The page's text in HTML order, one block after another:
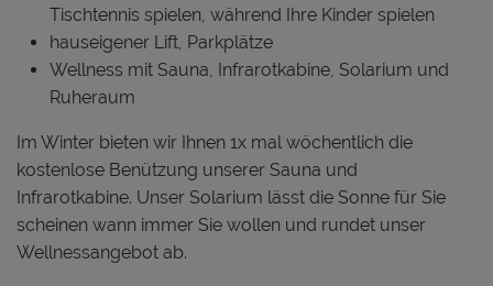
Tischtennis spielen, während Ihre Kinder spielen
hauseigener Lift, Parkplätze
Wellness mit Sauna, Infrarotkabine, Solarium und
Ruheraum
Im Winter bieten wir Ihnen 1x mal wöchentlich die
kostenlose Benützung unserer Sauna und
Infrarotkabine. Unser Solarium lässt die Sonne für Sie
scheinen wann immer Sie wollen und rundet unser
Wellnessangebot ab.